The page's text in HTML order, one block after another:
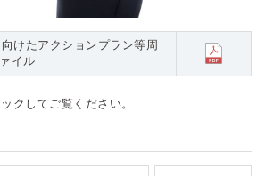
けたアクションプラン等周
イル
クしてご覧ください。